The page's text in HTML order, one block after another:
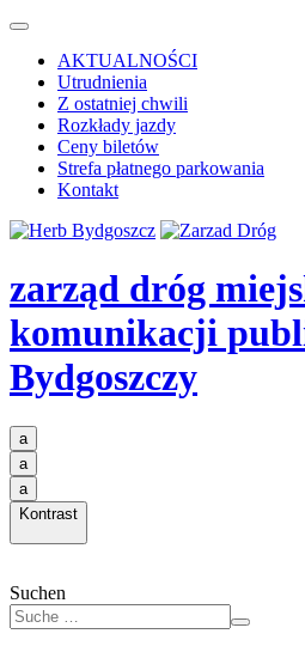
AKTUALNOŚCI
Utrudnienia
Z ostatniej chwili
Rozkłady jazdy
Ceny biletów
Strefa płatnego parkowania
Kontakt
zarząd dróg
komunikacji
Bydgoszczy
a
a
a
Kontrast
Suchen